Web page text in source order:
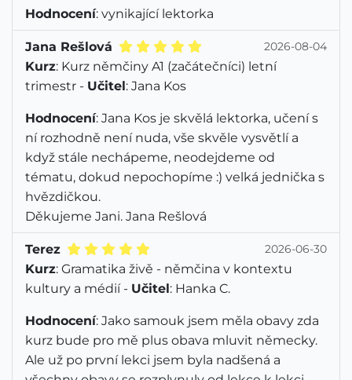
Hodnocení: vynikající lektorka
Jana Rešlová 2026-08-04
Kurz: Kurz němčiny A1 (začátečníci) letní
trimestr - Učitel: Jana Kos
Hodnocení: Jana Kos je skvělá lektorka, učení s
ní rozhodně není nuda, vše skvěle vysvětlí a
když stále nechápeme, neodejdeme od
tématu, dokud nepochopíme :) velká jednička s
hvězdičkou.
Děkujeme Jani. Jana Rešlová
Terez 2026-06-30
Kurz: Gramatika živě - němčina v kontextu
kultury a médií - Učitel: Hanka C.
Hodnocení: Jako samouk jsem měla obavy zda
kurz bude pro mě plus obava mluvit německy.
Ale už po první lekci jsem byla nadšená a